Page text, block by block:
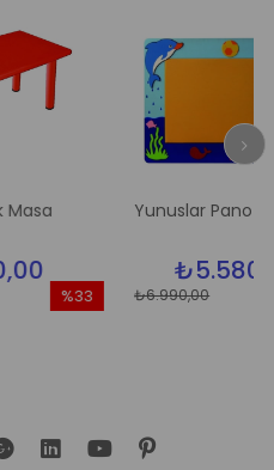
Yunuslar Pano
₺5.580,00
₺6.990,00